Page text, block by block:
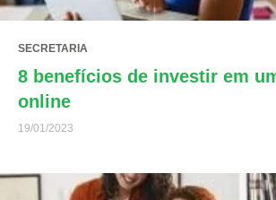
SECRETARIA
8 benefícios de investir em
online
19/01/2023